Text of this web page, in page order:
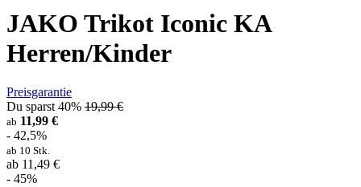
JAKO Trikot Iconic KA
Herren/Kinder
Preisgarantie
Du sparst 40% 19,99 €
ab 11,99 €
- 42,5%
ab 10 Stk.
ab 11,49 €
- 45%